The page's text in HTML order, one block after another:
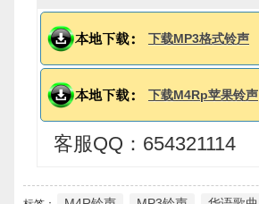
下载MP3格式铃声
下载M4Rp苹果铃声
客服QQ：654321114